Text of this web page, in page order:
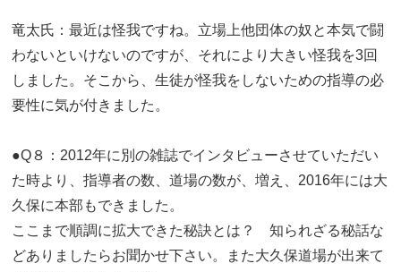
竜太氏：最近は怪我ですね。立場上他団体の奴と本気で闘
わないといけないのですが、それにより大きい怪我を3回
しました。そこから、生徒が怪我をしないための指導の必
要性に気が付きました。
●Q８：2012年に別の雑誌でインタビューさせていただい
た時より、指導者の数、道場の数が、増え、2016年には大
久保に本部もできました。
ここまで順調に拡大できた秘訣とは？ 知られざる秘話な
どありましたらお聞かせ下さい。また大久保道場が出来て